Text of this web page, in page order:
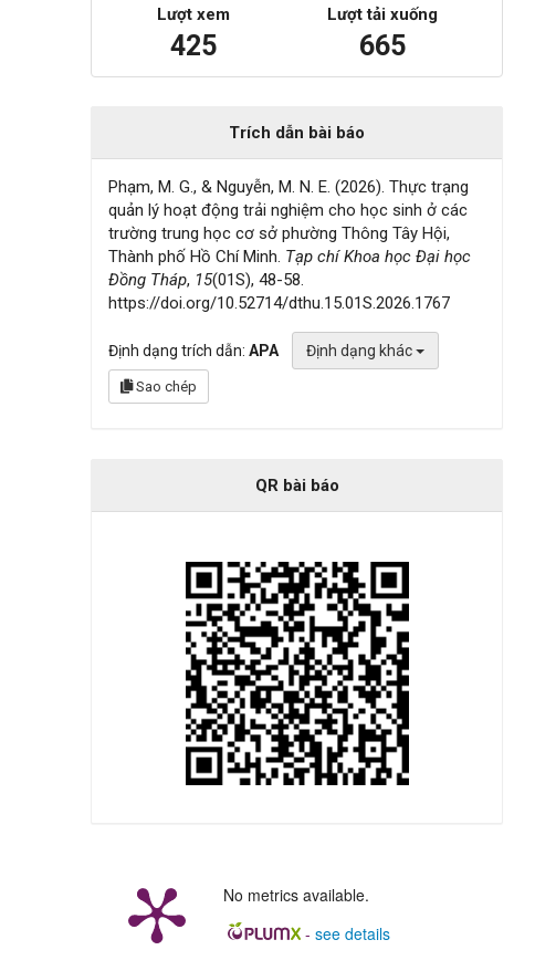
Lượt xem
425
Lượt tải xuống
665
Trích dẫn bài báo
Phạm, M. G., & Nguyễn, M. N. E. (2026). Thực trạng
quản lý hoạt động trải nghiệm cho học sinh ở các
trường trung học cơ sở phường Thông Tây Hội,
Thành phố Hồ Chí Minh. Tạp chí Khoa học Đại học
Đồng Tháp, 15(01S), 48-58.
https://doi.org/10.52714/dthu.15.01S.2026.1767
Định dạng trích dẫn:APA Định dạng khác
Sao chép
QR bài báo
No metrics available.
- see details